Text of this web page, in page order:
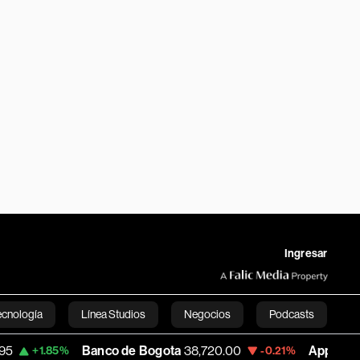
Ingresar
Línea Studios Negocios Podcasts
English
Banco de Bogota 38,720.00 -0.21% Apple 310.94